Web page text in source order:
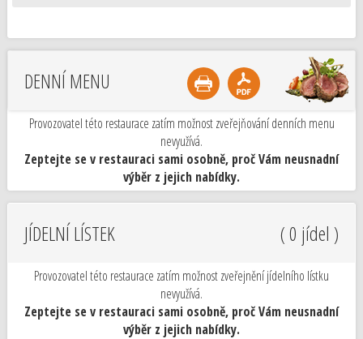
DENNÍ MENU
Provozovatel této restaurace zatím možnost zveřejňování denních menu
nevyužívá.
Zeptejte se v restauraci sami osobně, proč Vám neusnadní
výběr z jejich nabídky.
JÍDELNÍ LÍSTEK ( 0 jídel )
Provozovatel této restaurace zatím možnost zveřejnění jídelního lístku
nevyužívá.
Zeptejte se v restauraci sami osobně, proč Vám neusnadní
výběr z jejich nabídky.